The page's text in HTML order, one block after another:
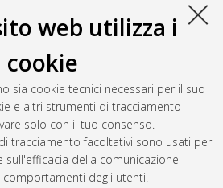
web utilizza i
cookie
sia cookie tecnici necessari per il suo
e altri strumenti di tracciamento
solo con il tuo consenso.
tracciamento facoltativi sono usati per
sull'efficacia della comunicazione
comportamenti degli utenti.
Condividi
per scelta dell'autore. (
Abstract
del documento: